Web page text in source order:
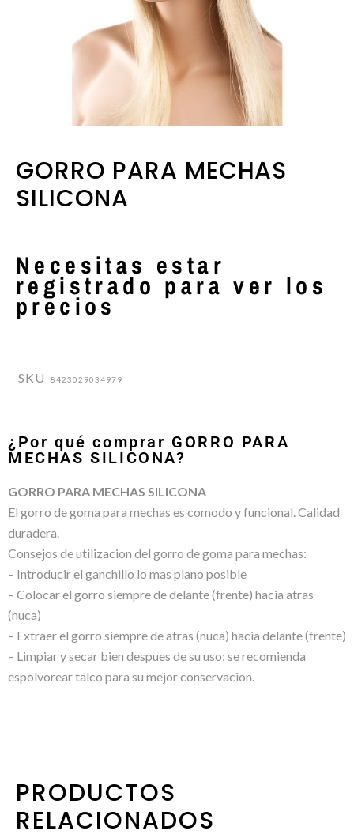
GORRO PARA MECHAS
SILICONA
Necesitas estar
registrado para ver los
precios
SKU 8423029034979
¿Por qué comprar GORRO PARA
MECHAS SILICONA?
GORRO PARA MECHAS SILICONA
El gorro de goma para mechas es comodo y funcional. Calidad
duradera.
Consejos de utilizacion del gorro de goma para mechas:
– Introducir el ganchillo lo mas plano posible
– Colocar el gorro siempre de delante (frente) hacia atras
(nuca)
– Extraer el gorro siempre de atras (nuca) hacia delante (frente)
– Limpiar y secar bien despues de su uso; se recomienda
espolvorear talco para su mejor conservacion.
PRODUCTOS
RELACIONADOS